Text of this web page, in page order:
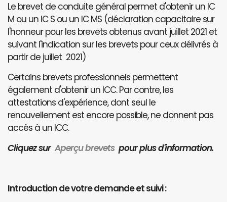
Le brevet de conduite général permet d'obtenir un IC
M ou un IC S ou un IC MS (déclaration capacitaire sur
l'honneur pour les brevets obtenus avant juillet 2021 et
suivant l'indication sur les brevets pour ceux délivrés à
partir de juillet 2021)
Certains brevets professionnels permettent
également d'obtenir un ICC. Par contre, les
attestations d'expérience, dont seul le
renouvellement est encore possible, ne donnent pas
accès à un ICC.
Cliquez surAperçu brevets pour plus d'information.
Introduction de votre demande et suivi :